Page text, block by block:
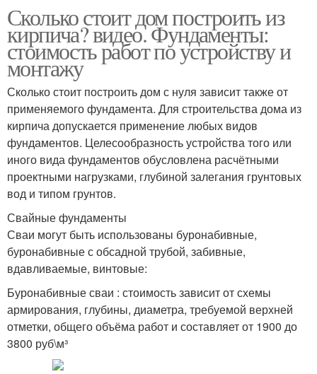
Сколько стоит дом построить из
кирпича? видео. Фундаменты:
стоимость работ по устройству и
монтажу
Сколько стоит построить дом с нуля зависит также от
применяемого фундамента. Для строительства дома из
кирпича допускается применение любых видов
фундаментов. Целесообразность устройства того или
иного вида фундаментов обусловлена расчётными
проектными нагрузками, глубиной залегания грунтовых
вод и типом грунтов.
Свайные фундаменты
Сваи могут быть использованы буронабивные,
буронабивные с обсадной трубой, забивные,
вдавливаемые, винтовые:
Буронабивные сваи : стоимость зависит от схемы
армирования, глубины, диаметра, требуемой верхней
отметки, общего объёма работ и составляет от 1900 до
3800 руб\м³